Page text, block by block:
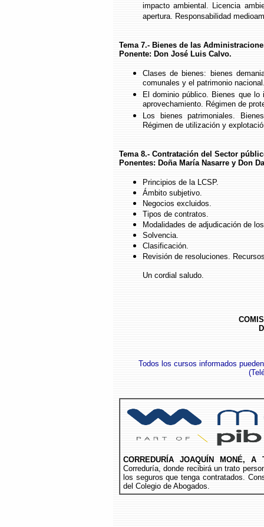
impacto ambiental. Licencia
apertura. Responsabilidad
Tema 7.- Bienes de las
Ponente: Don José Luis Calvo.
Clases de bienes: bienes
comunales y el patrimonio
El dominio público. Bienes que
aprovechamiento. Régimen de
Los bienes patrimoniales.
Régimen de utilización y
Tema 8.- Contratación del Sector
Ponentes: Doña María Nasarre y Don
Principios de la LCSP.
Ámbito subjetivo.
Negocios excluidos.
Tipos de contratos.
Modalidades de adjudicación de
Solvencia.
Clasificación.
Revisión de resoluciones.
Un cordial saludo.
Todos los cursos informados
(
CORREDURÍA JOAQUÍN MONÉ, A
Correduría, donde recibirá un trato
los seguros que tenga contratados.
del Colegio de Abogados.